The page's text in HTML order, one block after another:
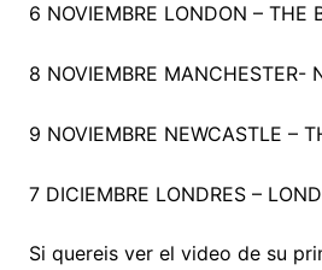
6 NOVIEMBRE LONDON – THE
8 NOVIEMBRE MANCHESTER-
9 NOVIEMBRE NEWCASTLE –
7 DICIEMBRE LONDRES –
Si quereis ver el video de su